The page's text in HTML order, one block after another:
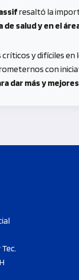
resaltó la
salud y en el
críticos y difíciles
con
dar más y